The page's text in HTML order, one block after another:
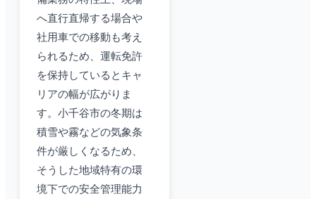
へ直行直帰する場合や
社用車での移動も考え
られるため、運転免許
を保持しているとキャ
リアの幅が広がりま
す。小千谷市の冬期は
積雪や霧などの気象条
件が厳しくなるため、
そうした地域特有の環
境下での安全管理能力